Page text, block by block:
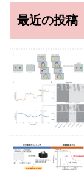
最近の投稿